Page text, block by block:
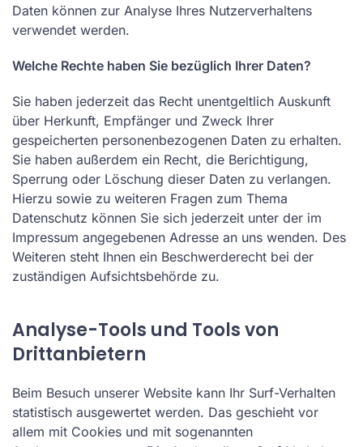
Daten können zur Analyse Ihres Nutzerverhaltens
verwendet werden.
Welche Rechte haben Sie bezüglich Ihrer Daten?
Sie haben jederzeit das Recht unentgeltlich Auskunft
über Herkunft, Empfänger und Zweck Ihrer
gespeicherten personenbezogenen Daten zu erhalten.
Sie haben außerdem ein Recht, die Berichtigung,
Sperrung oder Löschung dieser Daten zu verlangen.
Hierzu sowie zu weiteren Fragen zum Thema
Datenschutz können Sie sich jederzeit unter der im
Impressum angegebenen Adresse an uns wenden. Des
Weiteren steht Ihnen ein Beschwerderecht bei der
zuständigen Aufsichtsbehörde zu.
Analyse-Tools und Tools von
Drittanbietern
Beim Besuch unserer Website kann Ihr Surf-Verhalten
statistisch ausgewertet werden. Das geschieht vor
allem mit Cookies und mit sogenannten